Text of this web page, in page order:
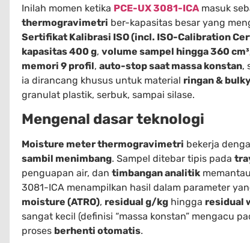
Inilah momen ketika PCE-UX 3081-ICAmasuk
thermogravimetri ber-kapasitas besar yang
Sertifikat Kalibrasi ISO (incl. ISO-Calibration
kapasitas 400 g, volume sampel hingga 360 cm³
memori 9 profil, auto-stop saat massa konstan,
ia dirancang khusus untuk material ringan &
granulat plastik, serbuk, sampai silase.
Mengenal dasar teknologi
Moisture meter thermogravimetri bekerja
sambil menimbang. Sampel ditebar tipis pada
penguapan air, dan timbangan analitik memantau
3081-ICA menampilkan hasil dalam parameter
moisture (ATRO), residual g/kg hingga residual
sangat kecil (definisi “massa konstan” mengacu
proses berhenti otomatis.